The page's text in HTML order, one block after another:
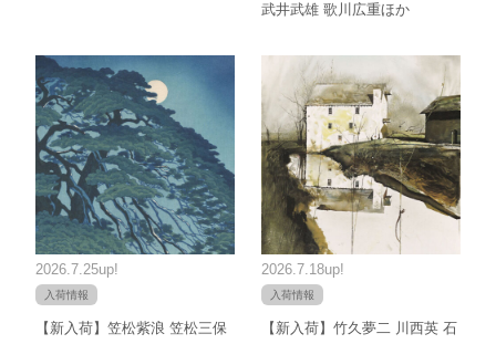
武井武雄 歌川広重ほか
2026.7.25up!
入荷情報
【新入荷】笠松紫浪 笠松三保
2026.7.18up!
入荷情報
【新入荷】竹久夢二 川西英 石